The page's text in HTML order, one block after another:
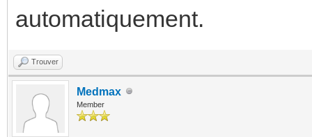
automatiquement.
Trouver
Medmax
Member